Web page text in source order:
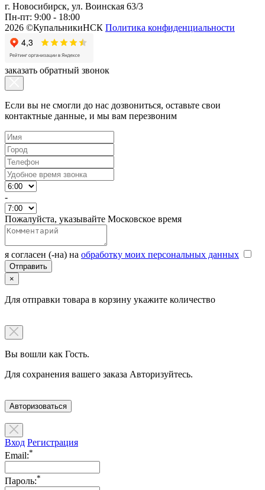
г. Новосибирск, ул. Воинская 63/3
Пн-пт: 9:00 - 18:00
2026 ©КупальникиНСК Политика конфиденциальности
заказать обратный звонок
Если вы не смогли до нас дозвониться, оставьте свои
контактные данные, и мы вам перезвоним
-
Пожалуйста, указывайте Московское время
я согласен (-на) на обработку моих персональных данных
×
Для отправки товара в корзину укажите количество
Вы вошли как Гость.
Для сохранения вашего заказа Авторизуйтесь.
Авторизоваться
Вход Регистрация
Email:*
Пароль:*